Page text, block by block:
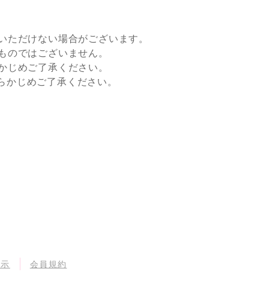
だけない場合がございます。
ではございません。
めご了承ください。
じめご了承ください。
会員規約